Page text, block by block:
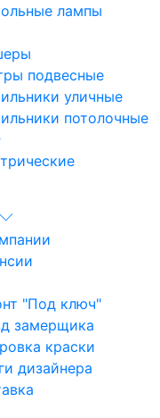
лампы
подвесные
уличные
потолочные
"Под ключ"
замерщика
краски
дизайнера